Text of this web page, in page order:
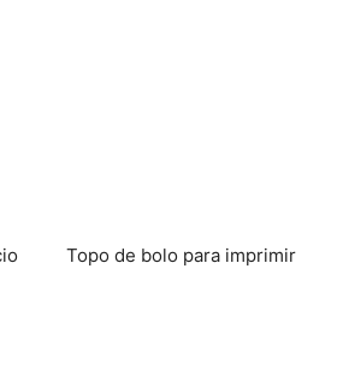
Topo de bolo para imprimir